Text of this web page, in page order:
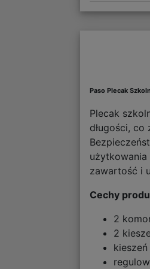
Paso Plecak
Plecak
długości,
zawartość i
Cechy
2
2